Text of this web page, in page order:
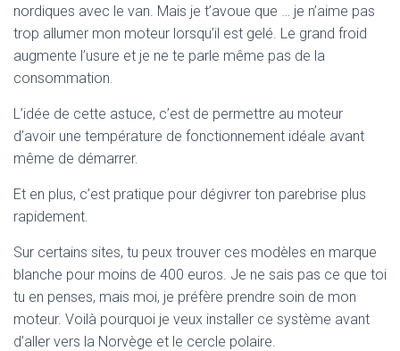
nordiques avec le van. Mais je t’avoue que … je n’aime pas
trop allumer mon moteur lorsqu’il est gelé. Le grand froid
augmente l’usure et je ne te parle même pas de la
consommation.
L’idée de cette astuce, c’est de permettre au moteur
d’avoir une température de fonctionnement idéale avant
même de démarrer.
Et en plus, c’est pratique pour dégivrer ton parebrise plus
rapidement.
Sur certains sites, tu peux trouver ces modèles en marque
blanche pour moins de 400 euros. Je ne sais pas ce que toi
tu en penses, mais moi, je préfère prendre soin de mon
moteur. Voilà pourquoi je veux installer ce système avant
d’aller vers la Norvège et le cercle polaire.